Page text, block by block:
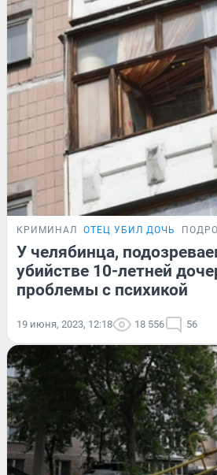
КРИМИНАЛ ОТЕЦ УБИЛ ДОЧЬ
У челябинца,
убийстве 10-летней
проблемы с психикой
19 июня, 2023, 12:18 18 556 56